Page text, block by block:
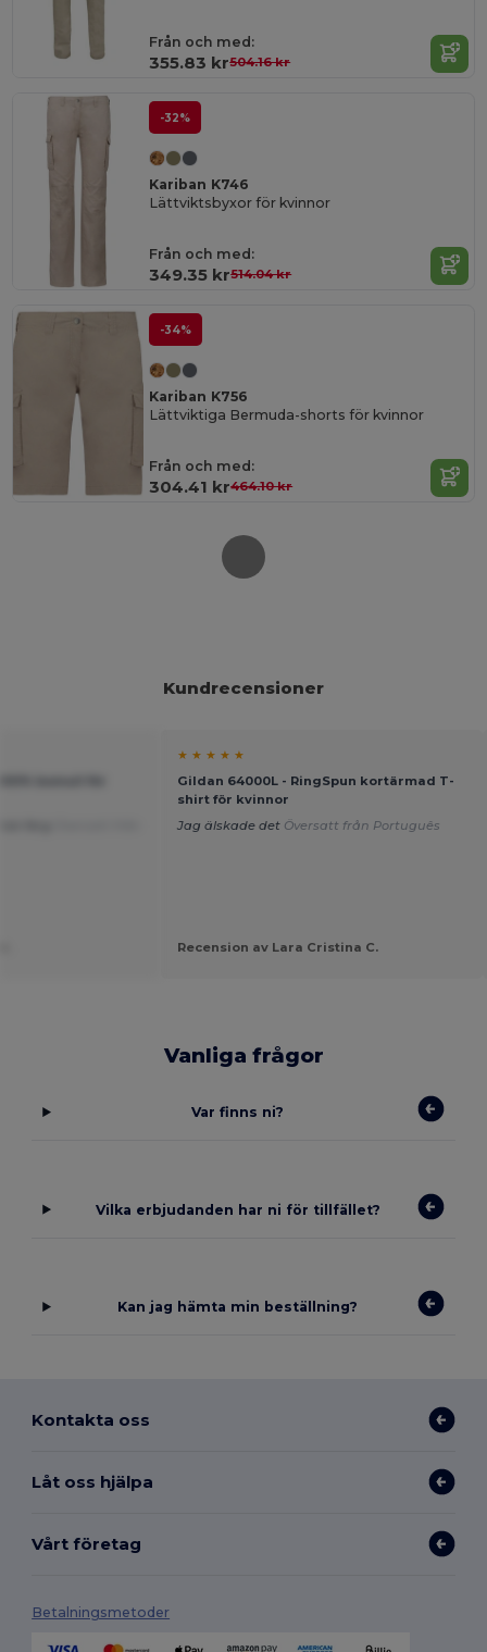
Från och med:
355.83 kr504.16 kr
-32%
Kariban K746
Lättviktsbyxor för kvinnor
Från och med:
349.35 kr514.04 kr
-34%
Kariban K756
Lättviktiga Bermuda-shorts för kvinnor
Från och med:
304.41 kr464.10 kr
Kundrecensioner
★ ★ ★ ★ ★
Gildan 64000L - RingSpun kortärmad T-
shirt för kvinnor
Jag älskade det Översatt från Português
Recension av Lara Cristina C.
Vanliga frågor
Var finns ni?
Vilka erbjudanden har ni för tillfället?
Kan jag hämta min beställning?
Kontakta oss
Låt oss hjälpa
Vårt företag
Betalningsmetoder